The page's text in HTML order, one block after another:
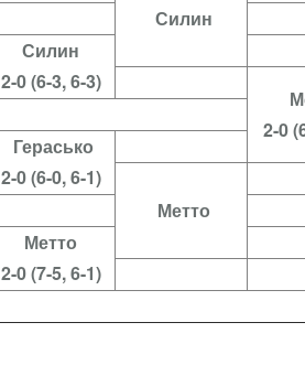
Силин
Силин
2-0 (6-3, 6-3)
2-0
Герасько
2-0 (6-0, 6-1)
Метто
Метто
2-0 (7-5, 6-1)